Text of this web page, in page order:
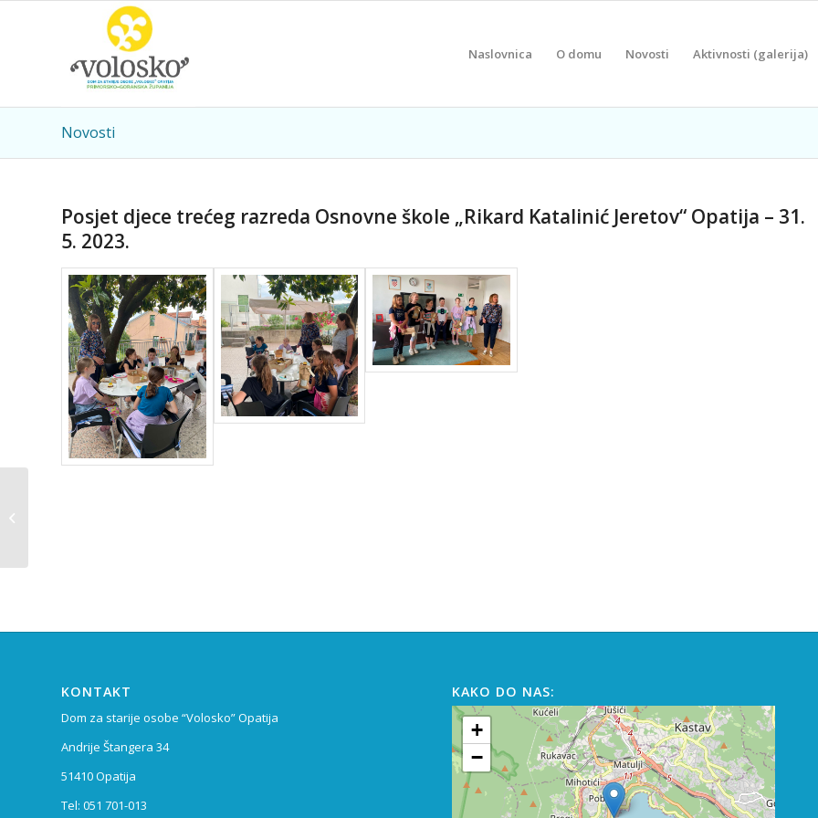
Naslovnica O domu Novosti Aktivnosti (galerija)
Novosti
Posjet djece trećeg razreda Osnovne škole „Rikard Katalinić Jeretov“ Opatija – 31.
5. 2023.
KONTAKT
Dom za starije osobe “Volosko” Opatija
Andrije Štangera 34
51410 Opatija
Tel: 051 701-013
KAKO DO NAS:
+
−